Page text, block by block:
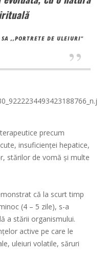
,,PORTRETE DE ULEIURI“
precum
insuficienței hepatice,
stărilor de vomă și multe
că la scurt timp
(4 – 5 zile), s-a
a stării organismului.
active pe care le
uleiuri volatile, săruri